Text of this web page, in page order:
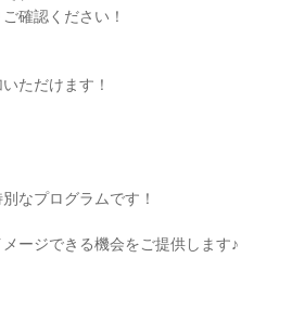
確認ください！
ただけます！
なプログラムです！
ージできる機会をご提供します♪